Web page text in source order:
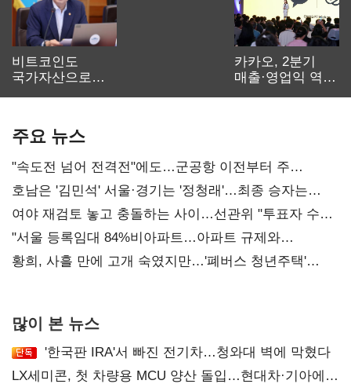
비트코인도
국가자산으로…'
카카오, 2분기
매출·영업익 역대
주요 뉴스
"속도전 넘어 전격전"에도…군공항 이전부터 주
52시간까지 '뇌관'
호남은 '김민석' 서울·경기는 '정청래'…최종 승자는
'안갯속'
여야 재검토 놓고 충돌하는 사이…선관위 "투표자 수
오차 당연"
"서울 등록임대 84%비아파트…아파트 규제와
달리해야"
황희, 사흘 만에 고개 숙였지만…'폐버스 청년주택'
많이 본 뉴스
'한국판 IRA'서 빠진 전기차…청와대 벽에 막혔다
LX세미콘, 첫 차량용 MCU 양산 돌입…현대차·기아에